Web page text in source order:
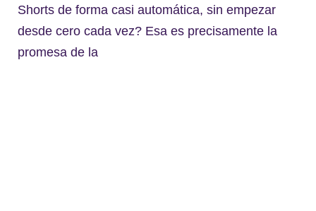
Shorts de forma casi automática, sin empezar
desde cero cada vez? Esa es precisamente la
promesa de la